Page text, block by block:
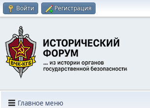
Войти Регистрация
Главное меню